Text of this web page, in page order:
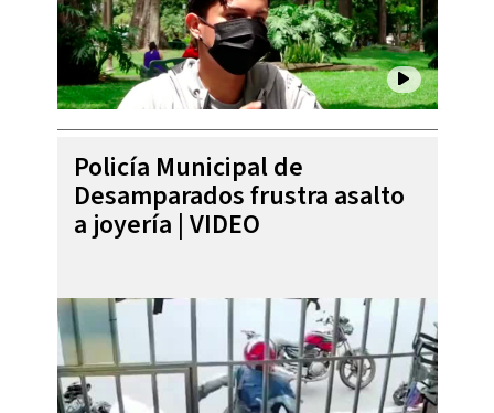
Policía Municipal de
Desamparados frustra asalto
a joyería | VIDEO